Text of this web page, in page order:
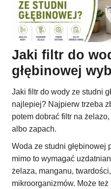
Jaki filtr do
głębinowej
Jaki filtr do wody ze studni
najlepiej? Najpierw trzeba
potem dobrać filtr na
albo zapach.
Woda ze studni głębinowej
mimo to wymagać
żelaza, manganu,
mikroorganizmów. Może